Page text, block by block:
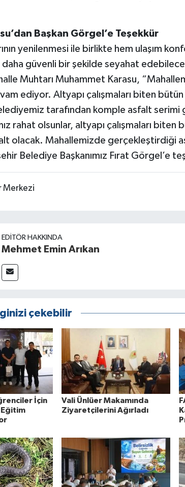
Başkan Görgel’e Teşekkür
yenilenmesi ile birlikte hem ulaşım
daha güvenli bir şekilde seyahat
Muhtarı Muhammet Karasu,
ediyor. Altyapı çalışmaları biten bütün
tarafından komple asfalt
rahat olsunlar, altyapı çalışmaları biten
olacak. Mahallemizde gerçekleştirdiği
Belediye Başkanımız Fırat Görgel’e
Merkezi
EDITÖR HAKKINDA
Mehmet Emin Arıkan
çekebilir
İçin
Eğitim
Vali Ünlüer Makamında
Ziyaretçilerini Ağırladı